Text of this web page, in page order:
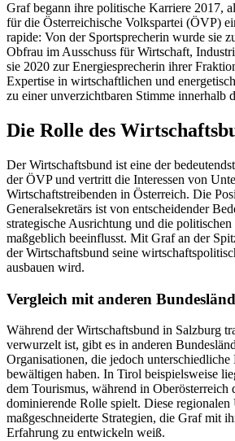
Graf begann ihre politische Karriere 2017,
für die Österreichische Volkspartei (ÖVP)
rapide: Von der Sportsprecherin wurde sie
Obfrau im Ausschuss für Wirtschaft,
sie 2020 zur Energiesprecherin ihrer
Expertise in wirtschaftlichen und
zu einer unverzichtbaren Stimme innerhalb
Die Rolle des
Der Wirtschaftsbund ist eine der
der ÖVP und vertritt die Interessen von
Wirtschaftstreibenden in Österreich. Die
Generalsekretärs ist von entscheidender
strategische Ausrichtung und die
maßgeblich beeinflusst. Mit Graf an der
der Wirtschaftsbund seine
ausbauen wird.
Vergleich mit anderen
Während der Wirtschaftsbund in Salzburg
verwurzelt ist, gibt es in anderen
Organisationen, die jedoch unterschiedliche
bewältigen haben. In Tirol beispielsweise
dem Tourismus, während in Oberösterreich
dominierende Rolle spielt. Diese regionalen
maßgeschneiderte Strategien, die Graf mit
Erfahrung zu entwickeln weiß.